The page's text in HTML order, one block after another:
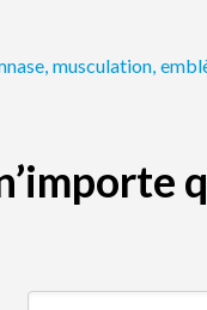
, musculation,